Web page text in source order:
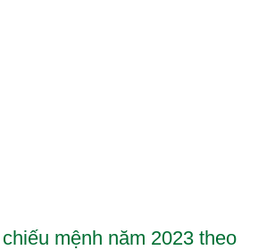
mệnh năm 2023 theo